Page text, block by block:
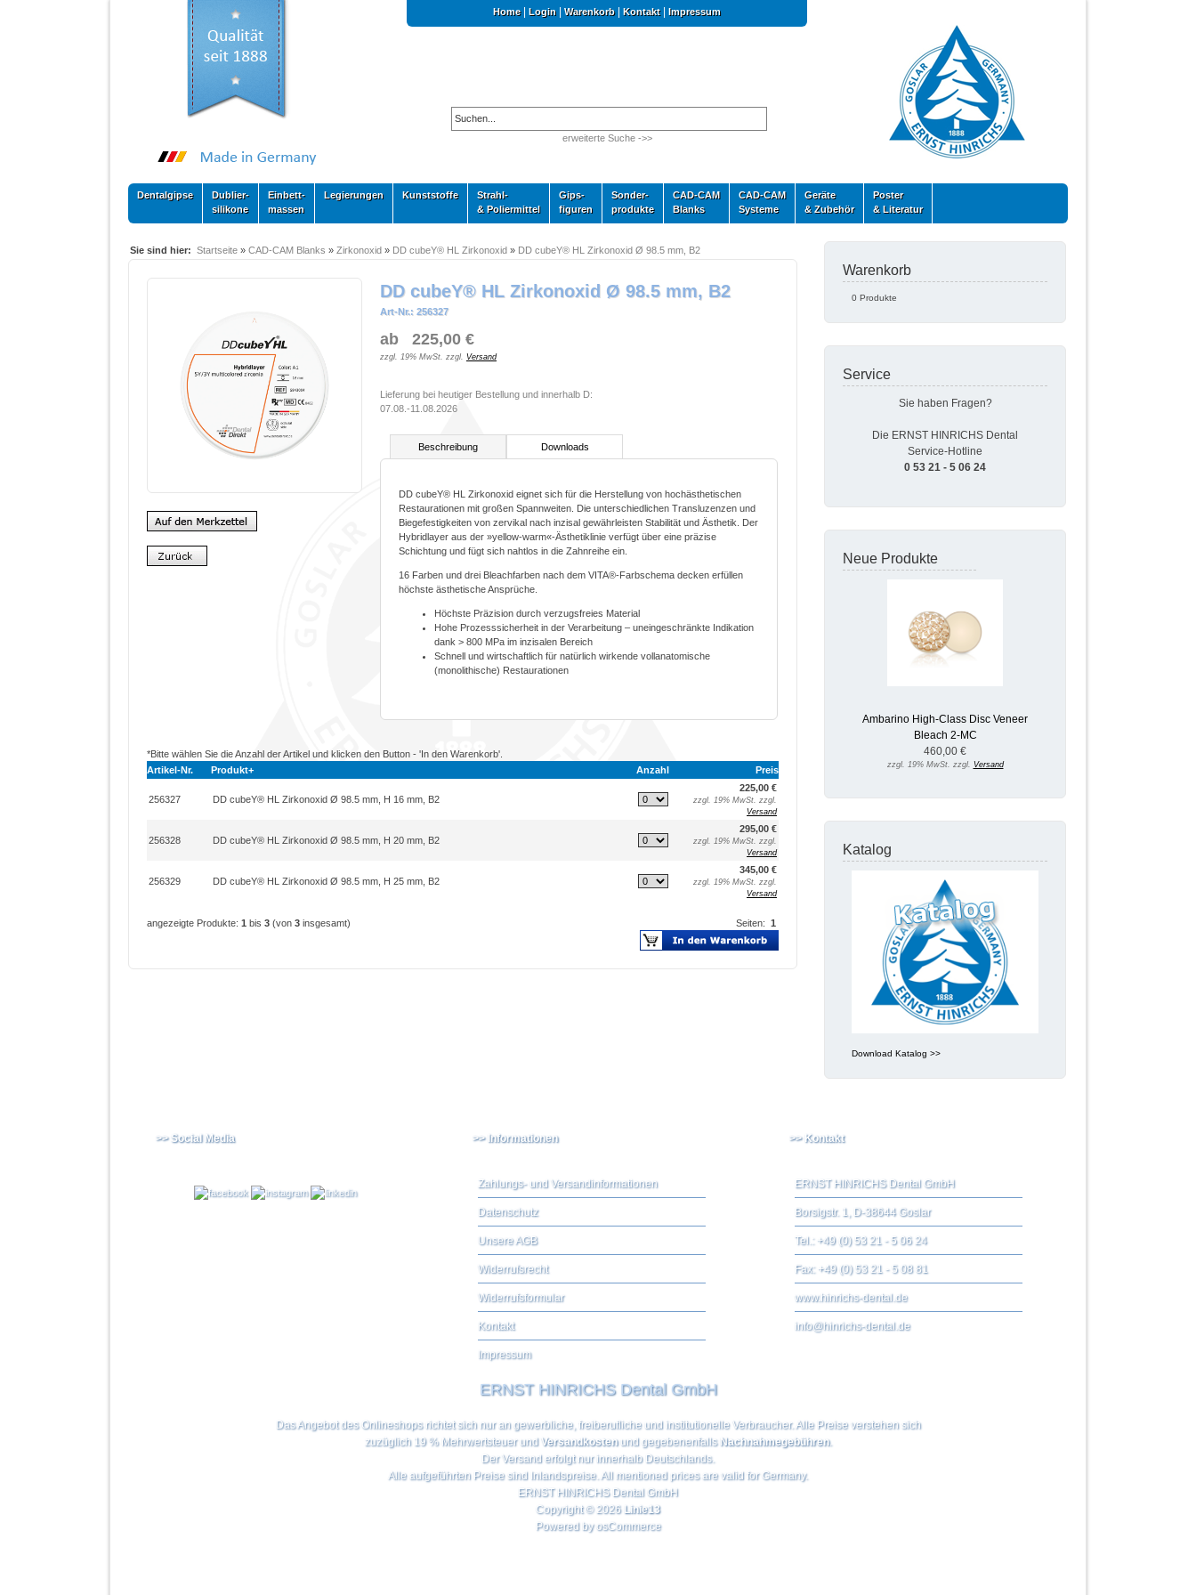
Home| Login Warenkorb| Kontakt| Impressum
erweiterte Suche ->>
Dentalgipse
Dublier-
silikone
Einbett-
massen
Legierungen Kunststoffe
Strahl-
& Poliermittel
Gips-
figuren
Sonder-
produkte
CAD-CAM
Blanks
CAD-CAM
Systeme
Geräte
& Zubehör
Poster
& Literatur
Sie sind hier: Startseite » CAD-CAM Blanks » Zirkonoxid » DD cubeY® HL Zirkonoxid » DD cubeY® HL Zirkonoxid Ø 98.5 mm, B2
DD cubeY® HL Zirkonoxid Ø 98.5 mm, B2
Art-Nr.: 256327
ab 225,00 €
zzgl. 19% MwSt. zzgl. Versand
Lieferung bei heutiger Bestellung und innerhalb D:
07.08.-11.08.2026
Beschreibung Downloads
DD cubeY® HL Zirkonoxid eignet sich für die Herstellung von hochästhetischen
Restaurationen mit großen Spannweiten. Die unterschiedlichen Transluzenzen und
Biegefestigkeiten von zervikal nach inzisal gewährleisten Stabilität und Ästhetik. Der
Hybridlayer aus der »yellow-warm«-Ästhetiklinie verfügt über eine präzise
Schichtung und fügt sich nahtlos in die Zahnreihe ein.
16 Farben und drei Bleachfarben nach dem VITA®-Farbschema decken erfüllen
höchste ästhetische Ansprüche.
Höchste Präzision durch verzugsfreies Material
Hohe Prozesssicherheit in der Verarbeitung – uneingeschränkte Indikation
dank > 800 MPa im inzisalen Bereich
Schnell und wirtschaftlich für natürlich wirkende vollanatomische
(monolithische) Restaurationen
*Bitte wählen Sie die Anzahl der Artikel und klicken den Button - 'In den Warenkorb'.
Artikel-Nr.
Produkt+ Anzahl Preis
256327 DD cubeY® HL Zirkonoxid Ø 98.5 mm, H 16 mm, B2
225,00 €
zzgl. 19% MwSt. zzgl.
Versand
256328 DD cubeY® HL Zirkonoxid Ø 98.5 mm, H 20 mm, B2
295,00 €
zzgl. 19% MwSt. zzgl.
Versand
256329 DD cubeY® HL Zirkonoxid Ø 98.5 mm, H 25 mm, B2
345,00 €
zzgl. 19% MwSt. zzgl.
Versand
Seiten: 1
angezeigte Produkte: 1 bis 3 (von 3 insgesamt)
Warenkorb
0 Produkte
Service
Sie haben Fragen?
Die ERNST HINRICHS Dental
Service-Hotline
0 53 21 - 5 06 24
Neue Produkte
Ambarino High-Class Disc Veneer
Bleach 2-MC
460,00 €
zzgl. 19% MwSt. zzgl. Versand
Katalog
Download Katalog >>
>> Social Media >> Informationen
Zahlungs- und Versandinformationen
Datenschutz
Unsere AGB
Widerrufsrecht
Widerrufsformular
Kontakt
Impressum
>> Kontakt
ERNST HINRICHS Dental GmbH
Borsigstr. 1, D-38644 Goslar
Tel.: +49 (0) 53 21 - 5 06 24
Fax: +49 (0) 53 21 - 5 08 81
www.hinrichs-dental.de
info@hinrichs-dental.de
ERNST HINRICHS Dental GmbH
Das Angebot des Onlineshops richtet sich nur an gewerbliche, freiberufliche und institutionelle Verbraucher. Alle Preise verstehen sich
zuzüglich 19 % Mehrwertsteuer und Versandkostenund gegebenenfalls Nachnahmegebühren.
Der Versand erfolgt nur innerhalb Deutschlands.
Alle aufgeführten Preise sind Inlandspreise. All mentioned prices are valid for Germany.
ERNST HINRICHS Dental GmbH
Copyright © 2026 Linie13
Powered by osCommerce